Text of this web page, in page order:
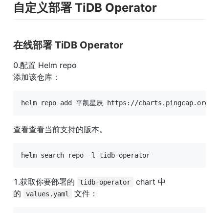
自定义部署 TiDB Operator
在线部署 TiDB Operator
0.配置 Helm repo
添加该仓库：
helm repo add 平凯星辰 https://charts.pingcap.org/
查看查看当前支持的版本。
helm search repo -l tidb-operator
1.获取你要部署的 tidb-operator
chart 中
的
values.yaml 文件：